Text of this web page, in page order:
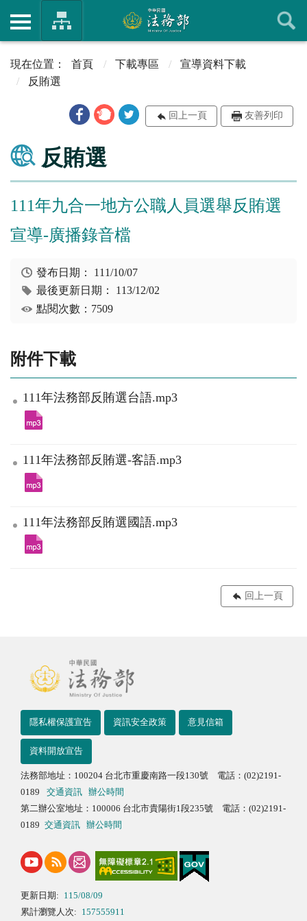
首頁 下載專區
宣導資料下載
反賄選
回上一頁 友善列印
反賄選
111年九合一地方公職人員選舉反賄選
宣導-廣播錄音檔
發布日期： 111/10/07
最後更新日期： 113/12/02
點閱次數：7509
附件下載
111年法務部反賄選台語.mp3
111年法務部反賄選-客語.mp3
111年法務部反賄選國語.mp3
回上一頁
隱私權保護宣告 資訊安全政策 意見信箱
資料開放宣告
法務部地址：100204 台北市重慶南路一段130號 電話：(02)2191-
0189
交通資訊
辦公時間
第二辦公室地址：100006 台北市貴陽街1段235號 電話：(02)2191-
0189 交通資訊 辦公時間
更新日期: 115/08/09
累計瀏覽人次: 157555911